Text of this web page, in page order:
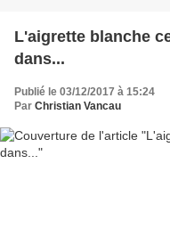
L'aigrette blanche ce dimanche 3 décembre,
dans...
Publié le 03/12/2017 à 15:24
Par Christian Vancau